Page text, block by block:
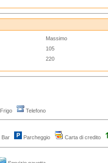
Massimo
105
220
Frigo Telefono
Bar Parcheggio Carta di credito